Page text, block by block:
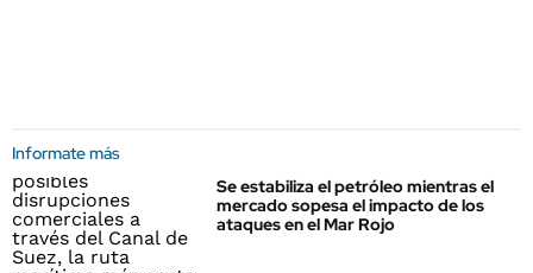
Informate más
Se estabiliza el petróleo mientras el
mercado sopesa el impacto de los
ataques en el Mar Rojo